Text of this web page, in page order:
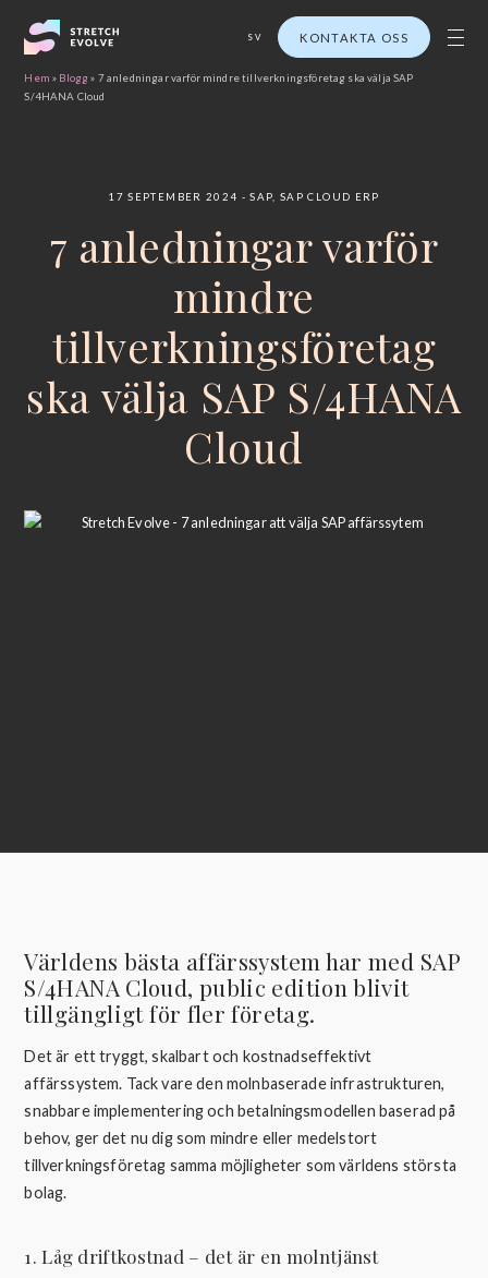
SV KONTAKTA OSS
Hem » Blogg » 7 anledningar varför mindre tillverkningsföretag ska välja SAP
S/4HANA Cloud
17 SEPTEMBER 2024 SAP ,SAP CLOUD ERP
7 anledningar varför
mindre
tillverkningsföretag
ska välja SAP S/4HANA
Cloud
Världens bästa affärssystem har med SAP
S/4HANA Cloud, public edition blivit
tillgängligt för fler företag.
Det är ett tryggt, skalbart och kostnadseffektivt
affärssystem. Tack vare den molnbaserade infrastrukturen,
snabbare implementering och betalningsmodellen baserad på
behov, ger det nu dig som mindre eller medelstort
tillverkningsföretag samma möjligheter som världens största
bolag.
1. Låg driftkostnad – det är en molntjänst